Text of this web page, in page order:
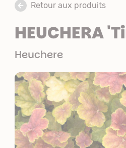
Retour aux produits
HEUCHERA
Heuchere